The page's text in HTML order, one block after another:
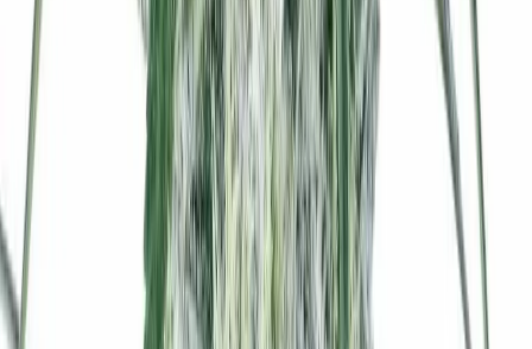
Strains Sativa Strains Indica Strains Hybrid Strains
Standorte